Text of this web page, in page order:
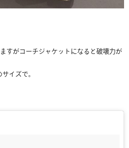
すがコーチジャケットになると破壊力が
イズで。